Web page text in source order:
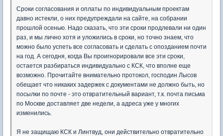
Сроки согласования и оплаты по индивидуальным проектам
давно истекли, о них предупреждали на сайте, на собрании
прошлой осенью. Надо сказать, что эти сроки продлевали ни один
раз, и мы лично хотя и уложились в сроки, но точно знаем, что
можно было успеть все согласовать и сделать с опозданием почти
на год. А сегодня, когда Вы проигнорировали все эти сроки,
остается разбираться индивидуально с КСК, что вполне еще
возможно. Прочитайте внимательно протокол, господин Лысов
обещает что никаких задержек с документами не должно быть, но
посылки по почте - это отвратительный вариант, т.к. почта письма
по Москве доставляет две недели, а адреса уже у многих
изменились.
Я не защищаю КСК и Линтвуд, они действительно отвратительно